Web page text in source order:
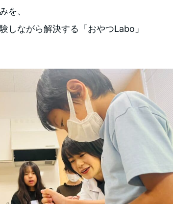
を、
しながら解決する「おやつLabo」